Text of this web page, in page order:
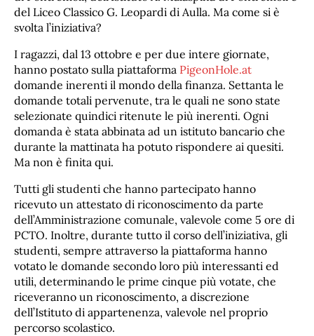
del Liceo Classico G. Leopardi di Aulla. Ma come si è
svolta l’iniziativa?
I ragazzi, dal 13 ottobre e per due intere giornate,
hanno postato sulla piattaforma PigeonHole.at
domande inerenti il mondo della finanza. Settanta le
domande totali pervenute, tra le quali ne sono state
selezionate quindici ritenute le più inerenti. Ogni
domanda è stata abbinata ad un istituto bancario che
durante la mattinata ha potuto rispondere ai quesiti.
Ma non è finita qui.
Tutti gli studenti che hanno partecipato hanno
ricevuto un attestato di riconoscimento da parte
dell’Amministrazione comunale, valevole come 5 ore di
PCTO. Inoltre, durante tutto il corso dell’iniziativa, gli
studenti, sempre attraverso la piattaforma hanno
votato le domande secondo loro più interessanti ed
utili, determinando le prime cinque più votate, che
riceveranno un riconoscimento, a discrezione
dell’Istituto di appartenenza, valevole nel proprio
percorso scolastico.